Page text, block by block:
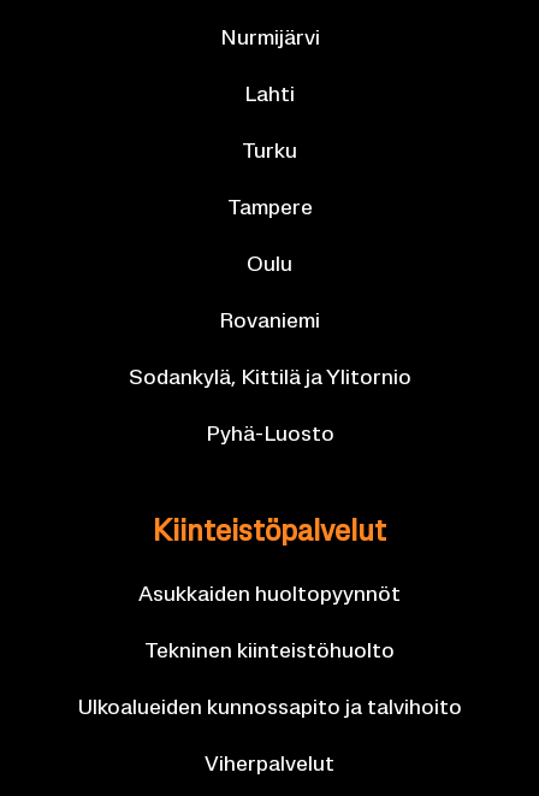
Nur­mi­jär­vi
Lahti
Turku
Tam­pe­re
Oulu
Ro­va­nie­mi
So­dan­ky­lä, Kit­ti­lä ja Yli­tor­nio
Pyhä-​Luosto
Kiin­teis­tö­pal­ve­lut
Asuk­kai­den huol­to­pyyn­nöt
Tek­ni­nen kiin­teis­tö­huol­to
Ul­koa­luei­den kun­nos­sa­pi­to ja tal­vi­hoi­to
Vi­her­pal­ve­lut